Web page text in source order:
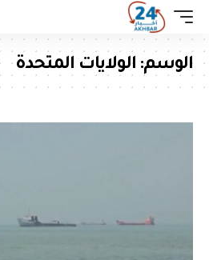
الوسم: الولايات المتحدة